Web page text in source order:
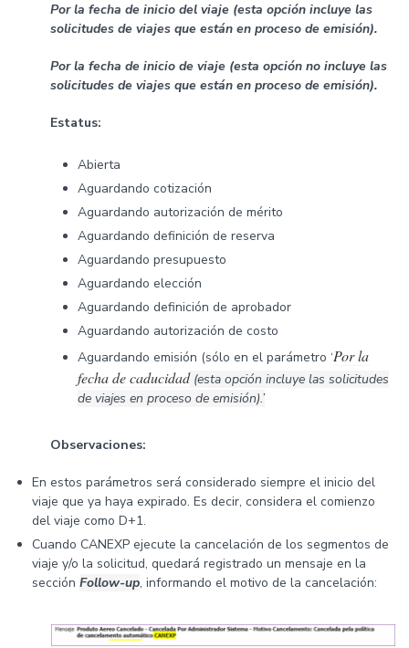
Por la fecha de inicio del viaje (esta opción incluye las
solicitudes de viajes que están en proceso de emisión).
Por la fecha de inicio de viaje (esta opción no incluye las
solicitudes de viajes que están en proceso de emisión).
Estatus:
Abierta
Aguardando cotización
Aguardando autorización de mérito
Aguardando definición de reserva
Aguardando presupuesto
Aguardando elección
Aguardando definición de aprobador
Aguardando autorización de costo
Aguardando emisión (sólo en el parámetro ‘Por la
fecha de caducidad(esta opción incluye las solicitudes
de viajes en proceso de emisión).’
Observaciones:
En estos parámetros será considerado siempre el inicio del
viaje que ya haya expirado. Es decir, considera el comienzo
del viaje como D+1.
Cuando CANEXP ejecute la cancelación de los segmentos de
viaje y/o la solicitud, quedará registrado un mensaje en la
sección Follow-up, informando el motivo de la cancelación: